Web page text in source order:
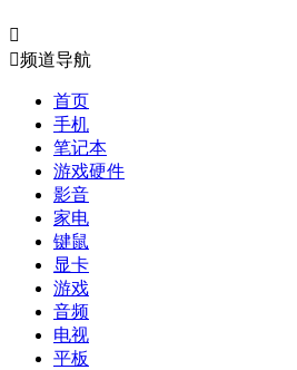

频道导航
首页
手机
笔记本
游戏硬件
影音
家电
键鼠
显卡
游戏
音频
电视
平板